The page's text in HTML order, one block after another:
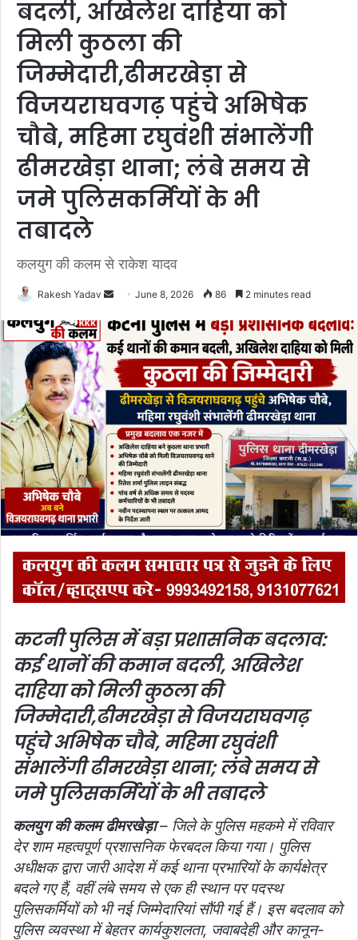
बदली, अखिलेश दाहिया को
मिली कुठला की
जिम्मेदारी,ढीमरखेड़ा से
विजयराघवगढ़ पहुंचे अभिषेक
चौबे, महिमा रघुवंशी संभालेंगी
ढीमरखेड़ा थाना; लंबे समय से
जमे पुलिसकर्मियों के भी
तबादले
कलयुग की कलम से राकेश यादव
Rakesh Yadav
n
d
a
n
m
a
l
June 8, 2026 86 2 minutes read
कटनी पुलिस में बड़ा प्रशासनिक बदलाव:
कई थानों की कमान बदली, अखिलेश
दाहिया को मिली कुठला की
जिम्मेदारी,ढीमरखेड़ा से विजयराघवगढ़
पहुंचे अभिषेक चौबे, महिमा रघुवंशी
संभालेंगी ढीमरखेड़ा थाना; लंबे समय से
जमे पुलिसकर्मियों के भी तबादले
कलयुग की कलम ढीमरखेड़ा– जिले के पुलिस महकमे में रविवार
देर शाम महत्वपूर्ण प्रशासनिक फेरबदल किया गया। पुलिस
अधीक्षक द्वारा जारी आदेश में कई थाना प्रभारियों के कार्यक्षेत्र
बदले गए हैं, वहीं लंबे समय से एक ही स्थान पर पदस्थ
पुलिसकर्मियों को भी नई जिम्मेदारियां सौंपी गई हैं। इस बदलाव को
पुलिस व्यवस्था में बेहतर कार्यकुशलता, जवाबदेही और कानून-